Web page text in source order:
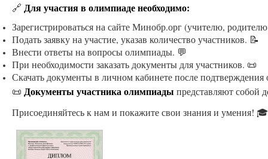
🔗 Для участия в олимпиаде необходимо:
Зарегистрироваться на сайте Минобр.орг (учителю,
Подать заявку на участие, указав количество участников. 📝
Внести ответы на вопросы олимпиады. 💬
При необходимости заказать документы для участников. 📜
Скачать документы в личном кабинете после
📜 Документы участника олимпиады представляют собой
Присоединяйтесь к нам и покажите свои знания и умения! 🎓